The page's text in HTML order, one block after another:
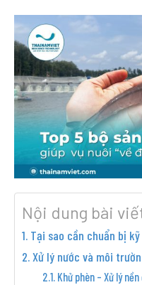
Nội dung bài
Tại sao cần chuẩn bị
Xử lý nước và môi
Khử phèn – Xử lý nền